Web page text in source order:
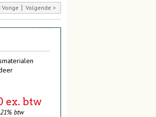
Vorige Volgende
ex. btw
btw